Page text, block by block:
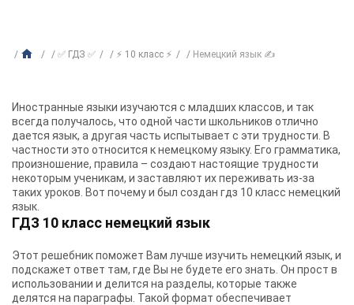
✅ ГДЗ ✅ ⚡ 10 класс ⚡ Немецкий язык ✍
Иностранные языки изучаются с младших классов, и так
всегда получалось, что одной части школьников отлично
дается язык, а другая часть испытывает с эти трудности. В
частности это относится к немецкому языку. Его грамматика,
произношение, правила – создают настоящие трудности
некоторым ученикам, и заставляют их переживать из-за
таких уроков. Вот почему и был создан гдз 10 класс немецкий
язык.
ГДЗ 10 класс немецкий язык
Этот решебник поможет Вам лучше изучить немецкий язык, и
подскажет ответ там, где Вы не будете его знать. Он прост в
использовании и делится на разделы, которые также
делятся на параграфы. Такой формат обеспечивает